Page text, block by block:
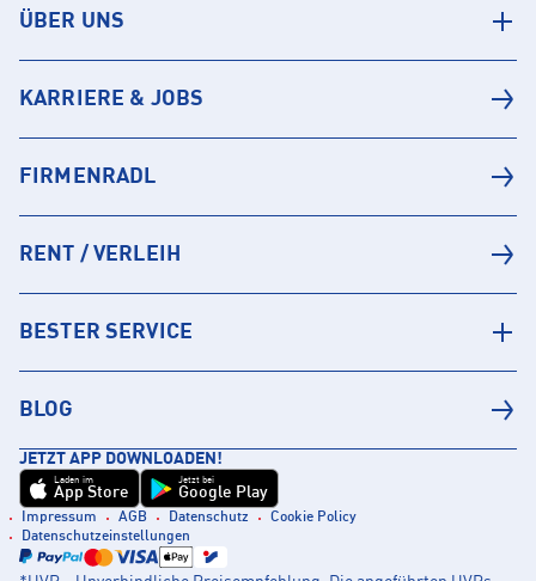
ÜBER UNS
KARRIERE & JOBS
FIRMENRADL
RENT / VERLEIH
BESTER SERVICE
BLOG
JETZT APP DOWNLOADEN!
Laden im
App Store
Jetzt bei
Google Play
Impressum AGB Datenschutz
Cookie Policy
Datenschutzeinstellungen